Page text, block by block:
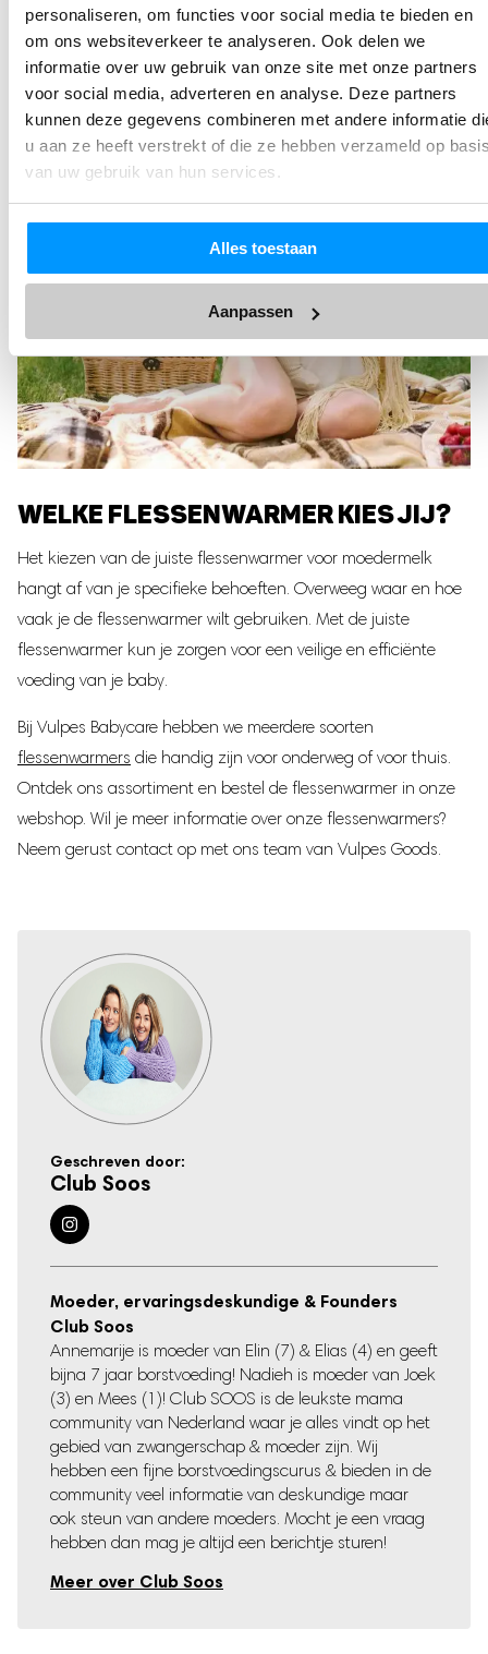
personaliseren, om functies voor social media te bieden en
om ons websiteverkeer te analyseren. Ook delen we
informatie over uw gebruik van onze site met onze partners
voor social media, adverteren en analyse. Deze partners
kunnen deze gegevens combineren met andere informatie
u aan ze heeft verstrekt of die ze hebben verzameld op
van uw gebruik van hun services.
Alles toestaan
Aanpassen
WELKE FLESSENWARMER KIES JIJ?
Het kiezen van de juiste flessenwarmer voor moedermelk
hangt af van je specifieke behoeften. Overweeg waar en hoe
vaak je de flessenwarmer wilt gebruiken. Met de juiste
flessenwarmer kun je zorgen voor een veilige en efficiënte
voeding van je baby.
Bij Vulpes Babycare hebben we meerdere soorten
flessenwarmers die handig zijn voor onderweg of voor thuis.
Ontdek ons assortiment en bestel de flessenwarmer in onze
webshop. Wil je meer informatie over onze flessenwarmers?
Neem gerust contact op met ons team van Vulpes Goods.
Geschreven door:
Club Soos
Moeder, ervaringsdeskundige & Founders
Club Soos
Annemarije is moeder van Elin (7) & Elias (4) en geeft
bijna 7 jaar borstvoeding! Nadieh is moeder van Joek
(3) en Mees (1)! Club SOOS is de leukste mama
community van Nederland waar je alles vindt op het
gebied van zwangerschap & moeder zijn. Wij
hebben een fijne borstvoedingscurus & bieden in de
community veel informatie van deskundige maar
ook steun van andere moeders. Mocht je een vraag
hebben dan mag je altijd een berichtje sturen!
Meer over Club Soos